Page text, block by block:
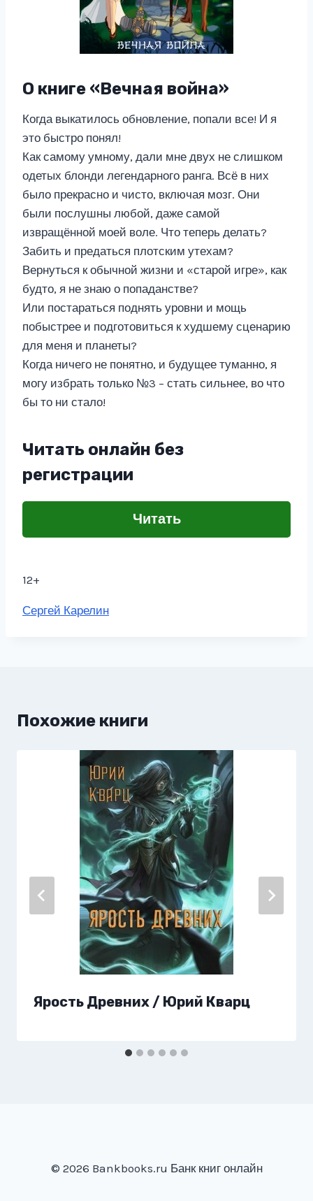
О книге «Вечная война»
Когда выкатилось обновление, попали все! И я
это быстро понял!
Как самому умному, дали мне двух не слишком
одетых блонди легендарного ранга. Всё в них
было прекрасно и чисто, включая мозг. Они
были послушны любой, даже самой
извращённой моей воле. Что теперь делать?
Забить и предаться плотским утехам?
Вернуться к обычной жизни и «старой игре», как
будто, я не знаю о попаданстве?
Или постараться поднять уровни и мощь
побыстрее и подготовиться к худшему сценарию
для меня и планеты?
Когда ничего не понятно, и будущее туманно, я
могу избрать только №3 – стать сильнее, во что
бы то ни стало!
Читать онлайн без
регистрации
Читать
12+
Метки
Сергей Карелин
Похожие книги
Ярость Древних / Юрий Кварц
© 2026 Bankbooks.ru Банк книг онлайн